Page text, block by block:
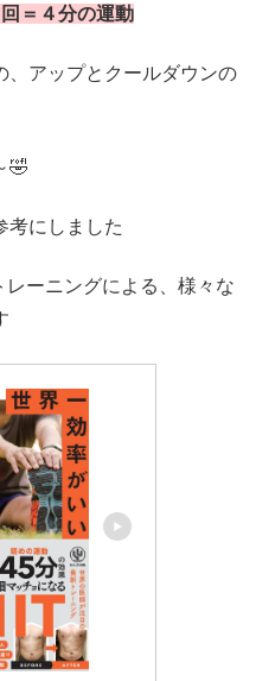
＝４分の運動
、アップとクールダウンの
🤣
考にしました
レーニングによる、様々な